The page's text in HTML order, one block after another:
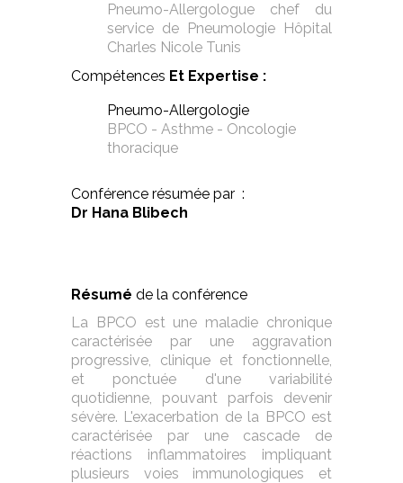
Pneumo-Allergologue chef du
service de Pneumologie Hôpital
Charles Nicole Tunis
Compétences Et Expertise :
Pneumo-Allergologie
BPCO - Asthme - Oncologie
thoracique
Conférence résumée par :
Dr Hana Blibech
Résumé de la conférence
La BPCO est une maladie chronique
caractérisée par une aggravation
progressive, clinique et fonctionnelle,
et ponctuée d'une variabilité
quotidienne, pouvant parfois devenir
sévère. L'exacerbation de la BPCO est
caractérisée par une cascade de
réactions inflammatoires impliquant
plusieurs voies immunologiques et